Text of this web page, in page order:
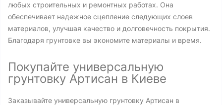
любых строительных и ремонтных работах. Она
обеспечивает надежное сцепление следующих слоев
материалов, улучшая качество и долговечность покрытия.
Благодаря грунтовке вы экономите материалы и время.
Покупайте универсальную
грунтовку Артисан в Киеве
Заказывайте универсальную грунтовку Артисан в